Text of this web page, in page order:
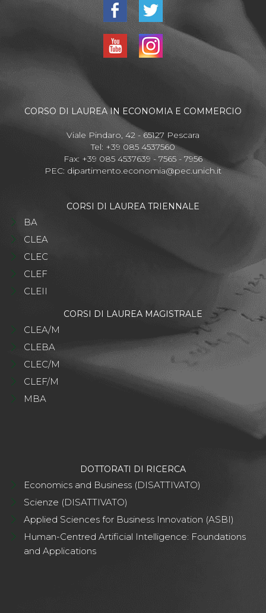
CORSO DI LAUREA IN ECONOMIA E COMMERCIO
Viale Pindaro, 42 - 65127 Pescara
Tel: +39 085 4537560
Fax: +39 085 4537639 - 7565 - 7956
PEC: dipartimento.economia@pec.unich.it
CORSI DI LAUREA TRIENNALE
BA
CLEA
CLEC
CLEF
CLEII
CORSI DI LAUREA MAGISTRALE
CLEA/M
CLEBA
CLEC/M
CLEF/M
MBA
DOTTORATI DI RICERCA
Economics and Business (DISATTIVATO)
Scienze (DISATTIVATO)
Applied Sciences for Business Innovation (ASBI)
Human-Centred Artificial Intelligence: Foundations
and Applications